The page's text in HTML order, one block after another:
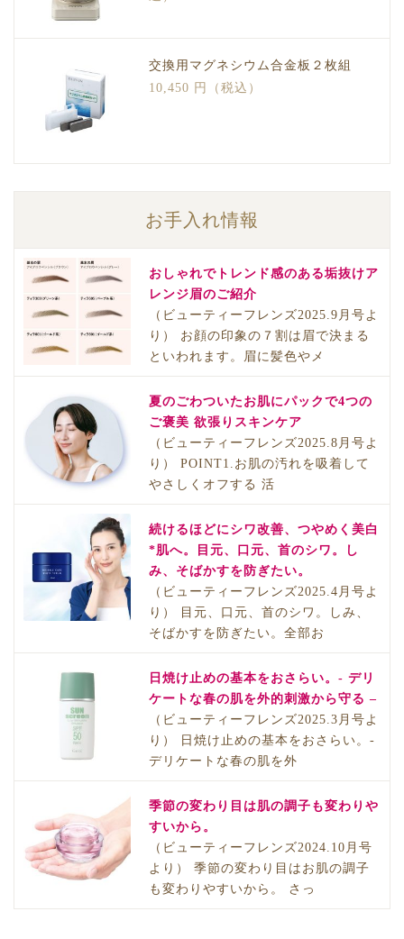
交換用マグネシウム合金板２枚組
10,450 円（税込）
お手入れ情報
おしゃれでトレンド感のある垢抜けア
レンジ眉のご紹介
（ビューティーフレンズ2025.9月号よ
り） お顔の印象の７割は眉で決まる
といわれます。眉に髪色やメ
夏のごわついたお肌にパックで4つの
ご褒美 欲張りスキンケア
（ビューティーフレンズ2025.8月号よ
り） POINT1.お肌の汚れを吸着して
やさしくオフする 活
続けるほどにシワ改善、つやめく美白
*肌へ。目元、口元、首のシワ。し
み、そばかすを防ぎたい。
（ビューティーフレンズ2025.4月号よ
り） 目元、口元、首のシワ。しみ、
そばかすを防ぎたい。全部お
日焼け止めの基本をおさらい。- デリ
ケートな春の肌を外的刺激から守る –
（ビューティーフレンズ2025.3月号よ
り） 日焼け止めの基本をおさらい。-
デリケートな春の肌を外
季節の変わり目は肌の調子も変わりや
すいから。
（ビューティーフレンズ2024.10月号
より） 季節の変わり目はお肌の調子
も変わりやすいから。 さっ